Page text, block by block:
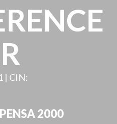
| CIN:
2000